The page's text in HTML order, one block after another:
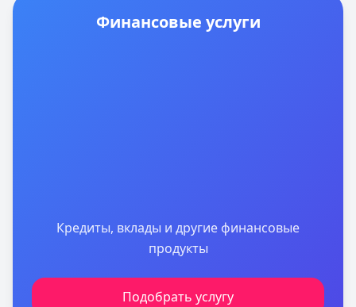
Финансовые услуги
Кредиты, вклады и другие финансовые
продукты
Подобрать услугу